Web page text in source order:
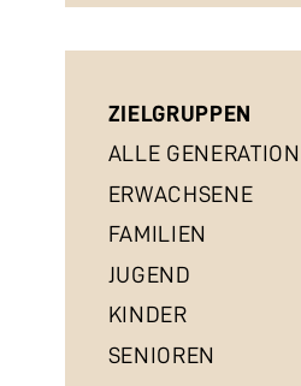
ZIELGRUPPEN
ALLE
ERWACHSENE
FAMILIEN
JUGEND
KINDER
SENIOREN